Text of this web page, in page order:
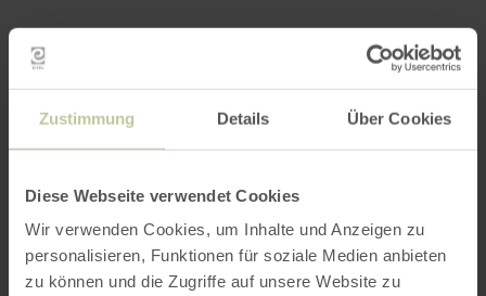
Zustimmung Details Über Cookies
Diese Webseite verwendet Cookies
Wir verwenden Cookies, um Inhalte und Anzeigen zu
personalisieren, Funktionen für soziale Medien anbieten
zu können und die Zugriffe auf unsere Website zu